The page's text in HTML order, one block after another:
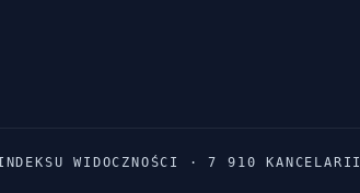
WIDOCZNOŚCI · 7 910 KANCELARII